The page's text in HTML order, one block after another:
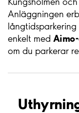
Anläggningen
långtidsparkering
enkelt med
om du parkerar